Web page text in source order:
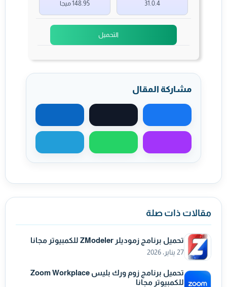
31.0.4 148.95 ميجا
التحميل
مشاركة المقال
مشاركة على فيسبوكمشاركة على X مشاركة على
مشاركة عبر ماسنجرمشاركة عبر واتسابمشاركة عبر
مقالات ذات صلة
تحميل برنامج زموديلر ZModeler للكمبيوتر مجانا
27 يناير، 2026
تحميل برنامج زوم ورك بليس Zoom Workplace
للكمبيوتر مجانا